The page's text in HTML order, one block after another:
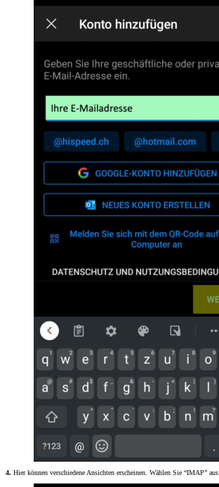
4. Hier können verschiedene Ansichten erscheinen. Wählen Sie “IMAP” aus.